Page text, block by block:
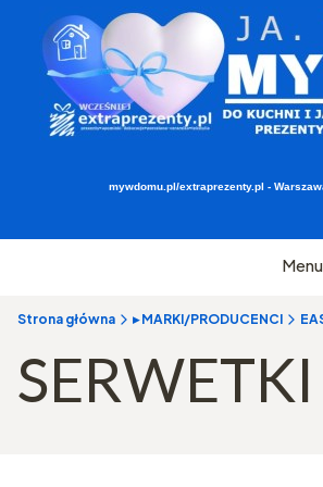
mywdomu.pl/extraprezenty.pl -
Menu
Strona główna ▸ MARKI/PRODUCENCI